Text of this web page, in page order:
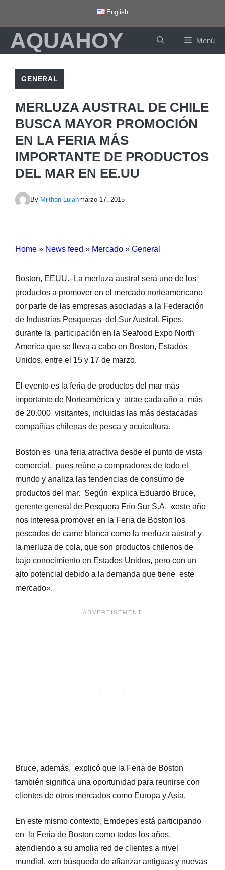
contenido
English
AQUAHOY Menú
GENERAL
MERLUZA AUSTRAL DE CHILE
BUSCA MAYOR PROMOCIÓN
EN LA FERIA MÁS
IMPORTANTE DE PRODUCTOS
DEL MAR EN EE.UU
By Milthon Lujanmarzo 17, 2015
Home » News feed » Mercado » General
Boston, EEUU.- La merluza austral será uno de los
productos a promover en el mercado norteamericano
por parte de las empresas asociadas a la Federación
de Industrias Pesqueras del Sur Austral, Fipes,
durante la participación en la Seafood Expo North
America que se lleva a cabo en Boston, Estados
Unidos, entre el 15 y 17 de marzo.
El evento es la feria de productos del mar más
importante de Norteamérica y atrae cada año a más
de 20.000 visitantes, incluidas las más destacadas
compañías chilenas de pesca y acuicultura.
Boston es una feria atractiva desde el punto de vista
comercial, pues reúne a compradores de todo el
mundo y analiza las tendencias de consumo de
productos del mar. Según explica Eduardo Bruce,
gerente general de Pesquera Frío Sur S.A, «este año
nos interesa promover en la Feria de Boston los
pescados de carne blanca como la merluza austral y
la merluza de cola, que son productos chilenos de
bajo conocimiento en Estados Unidos, pero con un
alto potencial debido a la demanda que tiene este
mercado».
Bruce, además, explicó que la Feria de Boston
también significa una oportunidad para reunirse con
clientes de otros mercados como Europa y Asia.
En este mismo contexto, Emdepes está participando
en la Feria de Boston como todos los años,
atendiendo a su amplia red de clientes a nivel
mundial, «en búsqueda de afianzar antiguas y nuevas